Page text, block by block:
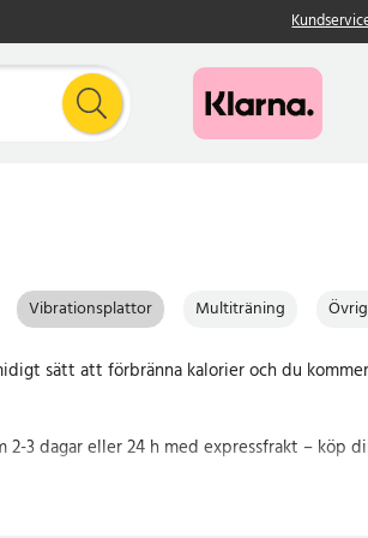
Vibrationsplattor Multiträning
sätt att förbränna kalorier och du
2-3 dagar eller 24 h med expressfrakt – köp